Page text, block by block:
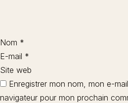
Nom *
E-mail *
Site web
Enregistrer mon nom, mon e-
navigateur pour mon prochain